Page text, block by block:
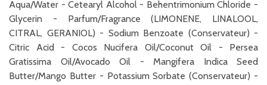
Aqua/Water - Cetearyl Alcohol - Behentrimonium Chloride -
Glycerin - Parfum/Fragrance (LIMONENE, LINALOOL,
CITRAL, GERANIOL) - Sodium Benzoate (Conservateur) -
Citric Acid - Cocos Nucifera Oil/Coconut Oil - Persea
Gratissima Oil/Avocado Oil - Mangifera Indica Seed
Butter/Mango Butter - Potassium Sorbate (Conservateur) -